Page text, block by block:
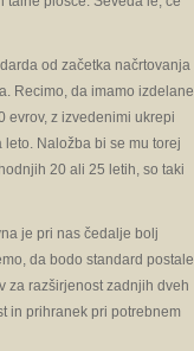
od začetka načrtovanja
Recimo, da imamo izdelane
evrov, z izvedenimi ukrepi
Naložba bi se mu torej
20 ali 25 letih, so taki
je pri nas čedalje bolj
da bodo standard postale
za razširjenost zadnjih dveh
in prihranek pri potrebnem